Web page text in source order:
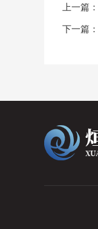
上一篇：
下一篇：